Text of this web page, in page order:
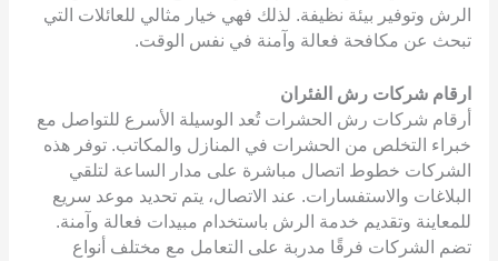
الرش وتوفير بيئة نظيفة. لذلك فهي خيار مثالي للعائلات التي
تبحث عن مكافحة فعالة وآمنة في نفس الوقت.
ارقام شركات رش الفئران
أرقام شركات رش الحشرات تُعد الوسيلة الأسرع للتواصل مع
خبراء التخلص من الحشرات في المنازل والمكاتب. توفر هذه
الشركات خطوط اتصال مباشرة على مدار الساعة لتلقي
البلاغات والاستفسارات. عند الاتصال، يتم تحديد موعد سريع
للمعاينة وتقديم خدمة الرش باستخدام مبيدات فعالة وآمنة.
تضم الشركات فرقًا مدربة على التعامل مع مختلف أنواع